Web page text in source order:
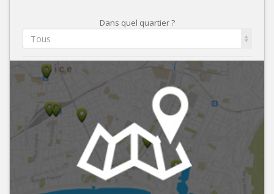
Dans quel quartier ?
Tous